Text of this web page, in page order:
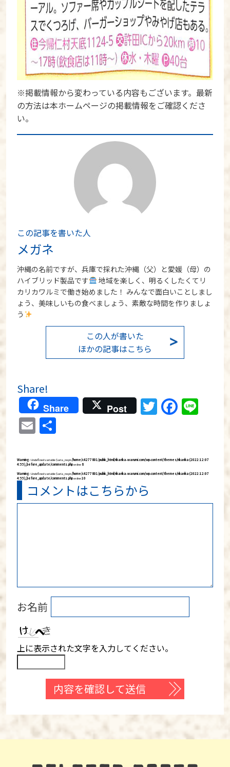
※掲載情報から変わっている内容もございます。最新
の方法は本ホームページの掲載情報をご確認くださ
い。
この記事を書いた人
メガネ
沖縄の名前ですが、兵庫で採れた沖縄（父）と愛媛（母）の
ハイブリッド製品です
地域を楽しく、明るくしたくてリ
カリカワルミで働き始めました！ みんなで面白いことしまし
ょう、美味しいもの食べましょう、素敵な時間を作りましょ
う
この人が書いた
ほかの記事はこちら
Share!
Share Post Twitter
Email
Warning: Undefined variable $aria_req in/home/c4277801/public_html/rikarika-warumi.com/wp-content/themes/rikarika (2022:12:07
4:55)_before_update/comments.phpon line 8
Warning: Undefined variable $aria_req in/home/c4277801/public_html/rikarika-warumi.com/wp-content/themes/rikarika (2022:12:07
4:55)_before_update/comments.phpon line10
コメントはこちらから
お名前
上に表示された文字を入力してください。